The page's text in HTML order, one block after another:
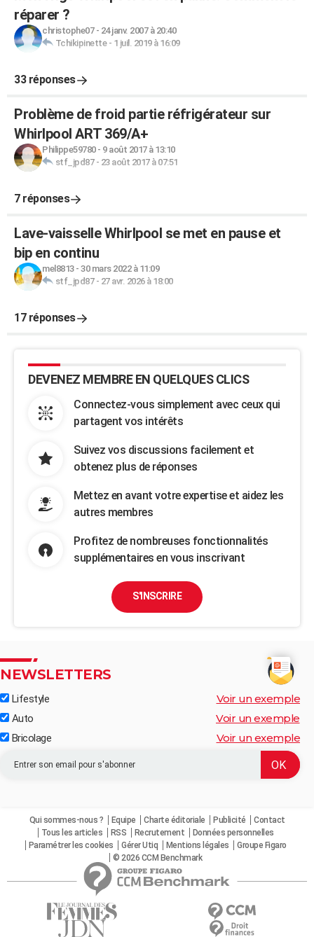
réparer ?
christophe07- 24 janv. 2007 à 20:40
Tchikipinette- 1 juil. 2019 à 16:09
33 réponses
Problème de froid partie réfrigérateur sur
Whirlpool ART 369/A+
Philippe59780- 9 août 2017 à 13:10
stf_jpd87- 23 août 2017 à 07:51
7 réponses
Lave-vaisselle Whirlpool se met en pause et
bip en continu
mel8813- 30 mars 2022 à 11:09
stf_jpd87- 27 avr. 2026 à 18:00
17 réponses
DEVENEZ MEMBRE EN QUELQUES CLICS
Connectez-vous simplement avec ceux qui
partagent vos intérêts
Suivez vos discussions facilement et
obtenez plus de réponses
Mettez en avant votre expertise et aidez les
autres membres
Profitez de nombreuses fonctionnalités
supplémentaires en vous inscrivant
S'INSCRIRE
NEWSLETTERS
Lifestyle Voir un exemple
Auto Voir un exemple
Bricolage Voir un exemple
Qui sommes-nous ? Equipe Charte éditoriale Publicité
Contact
Tous les articles
RSS Recrutement
Données personnelles
Paramétrer les cookies
Gérer Utiq Mentions légales
Groupe Figaro
© 2026 CCM Benchmark